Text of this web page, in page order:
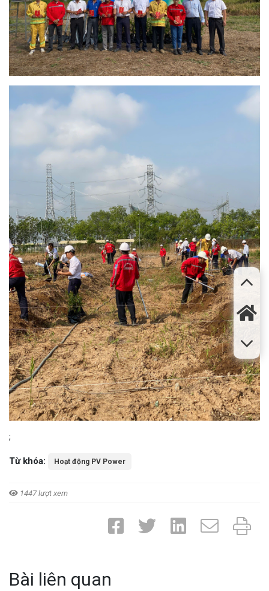
;
Từ khóa: Hoạt động PV Power
1447 lượt xem
Bài liên quan